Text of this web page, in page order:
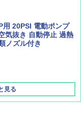
グ フルクローズ メ
ポップアップテント P
ジュ
用 20PSI 電動ポンプ
気抜き 自動停止 過熱
ノズル付き
見る